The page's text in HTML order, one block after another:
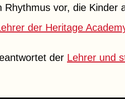
Rhythmus vor, die
der Heritage
der Lehrer und